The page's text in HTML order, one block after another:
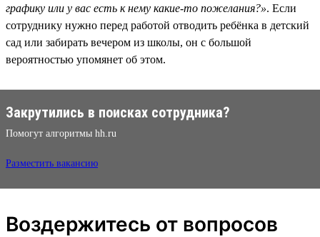
графику или у вас есть к нему какие-то пожелания?». Если
сотруднику нужно перед работой отводить ребёнка в детский
сад или забирать вечером из школы, он с большой
вероятностью упомянет об этом.
Закрутились в поисках сотрудника?
Помогут алгоритмы hh.ru
Разместить вакансию
Воздержитесь от вопросов